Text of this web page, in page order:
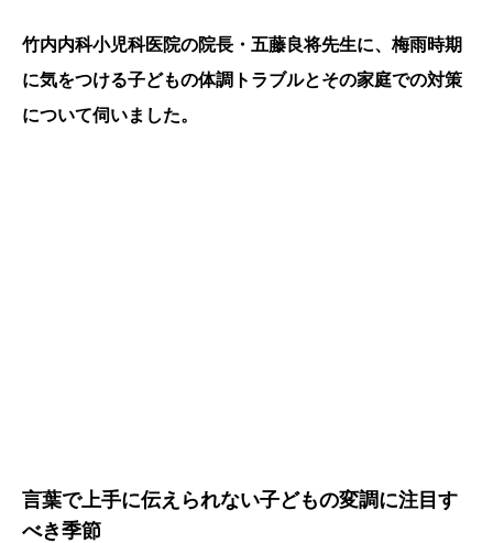
竹内内科小児科医院の院長・五藤良将先生に、梅雨時期
に気をつける子どもの体調トラブルとその家庭での対策
について伺いました。
言葉で上手に伝えられない子どもの変調に注目す
べき季節